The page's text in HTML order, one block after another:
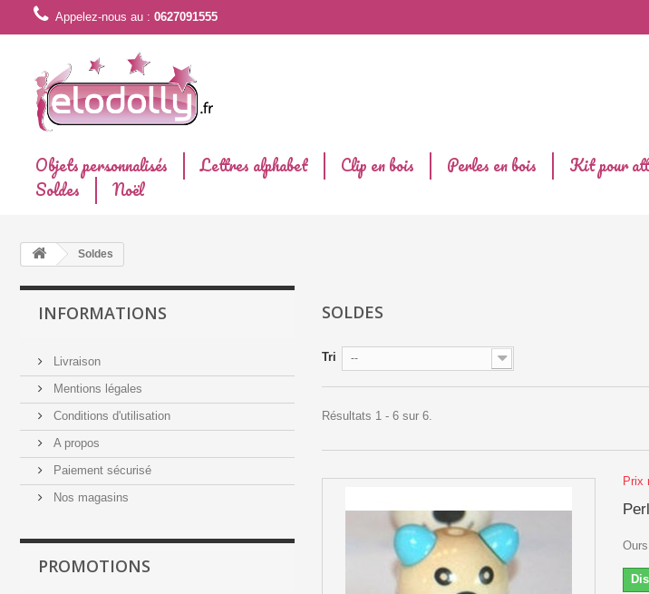
Appelez-nous au : 0627091555
Objets personnalisés Lettres alphabet Clip en bois Perles en bois Kit pour
Soldes
Noël
Soldes
INFORMATIONS
Livraison
Mentions légales
Conditions d'utilisation
A propos
Paiement sécurisé
Nos magasins
PROMOTIONS
SOLDES
Tri --
Résultats 1 - 6 sur 6.
Prix